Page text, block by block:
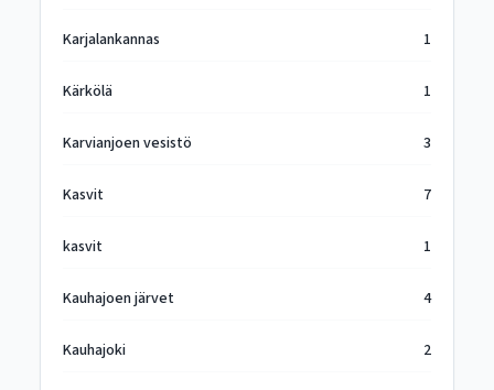
Karjalankannas 1
Kärkölä 1
Karvianjoen vesistö 3
Kasvit 7
kasvit 1
Kauhajoen järvet 4
Kauhajoki 2